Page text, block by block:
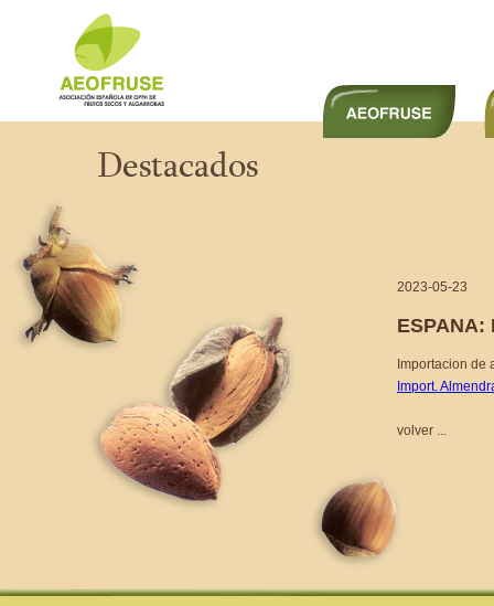
2023-05-23
ESPANA:
Importacion de
Import.
volver ...